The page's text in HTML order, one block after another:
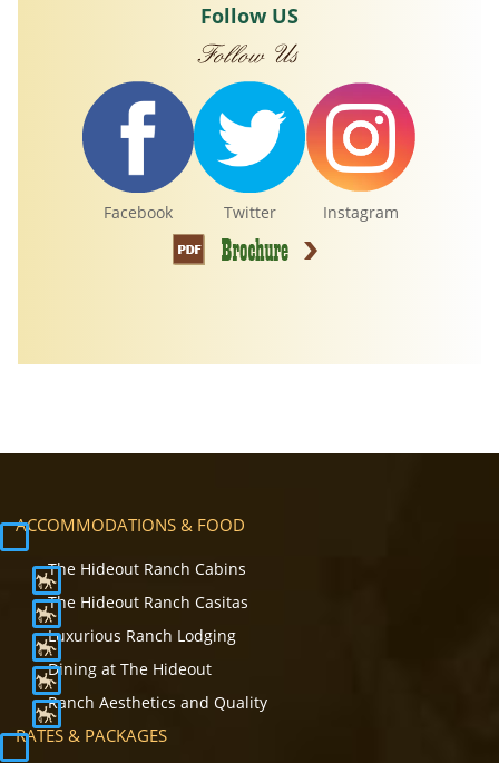
Follow US
Facebook Twitter Instagram
ACCOMMODATIONS & FOOD
The Hideout Ranch Cabins
The Hideout Ranch Casitas
Luxurious Ranch Lodging
Dining at The Hideout
Ranch Aesthetics and Quality
RATES & PACKAGES